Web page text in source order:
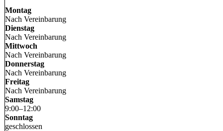
Montag
Nach Vereinbarung
Dienstag
Nach Vereinbarung
Mittwoch
Nach Vereinbarung
Donnerstag
Nach Vereinbarung
Freitag
Nach Vereinbarung
Samstag
9:00–12:00
Sonntag
geschlossen